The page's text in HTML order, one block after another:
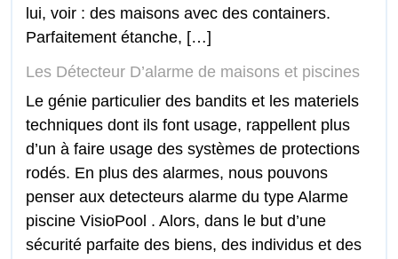
lui, voir : des maisons avec des containers.
Parfaitement étanche, […]
Les Détecteur D’alarme de maisons et piscines
Le génie particulier des bandits et les materiels
techniques dont ils font usage, rappellent plus
d’un à faire usage des systèmes de protections
rodés. En plus des alarmes, nous pouvons
penser aux detecteurs alarme du type Alarme
piscine VisioPool . Alors, dans le but d’une
sécurité parfaite des biens, des individus et des